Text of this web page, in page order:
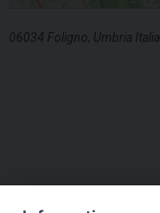
06034 Foligno, Umbria Italia